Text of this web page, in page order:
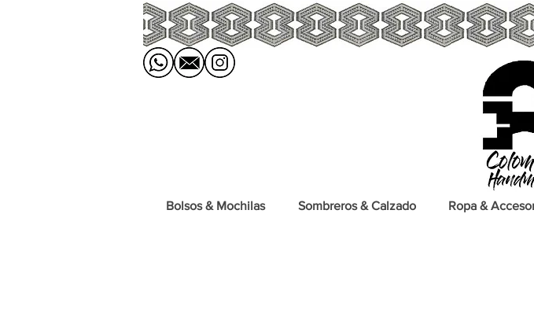
Bolsos & Mochilas Sombreros & Calzado Ropa &